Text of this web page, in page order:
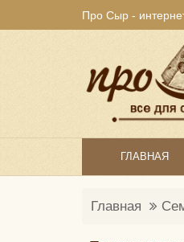
Про Сыр -
ГЛАВНАЯ
Главная